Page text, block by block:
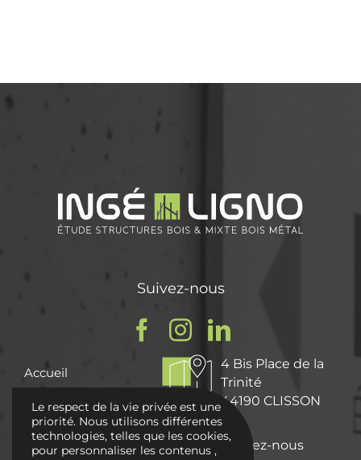
Accueil
Nos Missions
Nos réalisations
Suivez-nous
4 Bis Place de la
Trinité
44190 CLISSON
Écrivez-nous
Le respect de la vie privée est une
priorité. Nous utilisons différentes
technologies, telles que les cookies,
pour personnaliser les contenus ,